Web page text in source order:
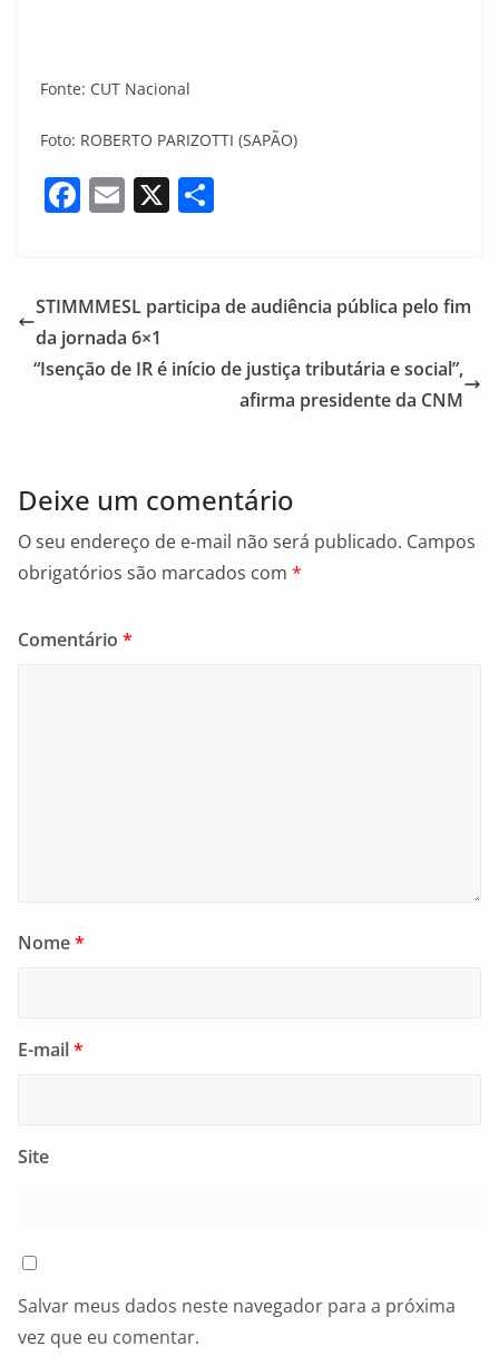
Fonte: CUT Nacional
Foto: ROBERTO PARIZOTTI (SAPÃO)
F
e
b
o
E
l
X
e
STIMMMESL participa de audiência pública pelo fim
da jornada 6×1
“Isenção de IR é início de justiça tributária e social”,
afirma presidente da CNM
Deixe um comentário
O seu endereço de e-mail não será publicado. Campos
obrigatórios são marcados com *
Comentário *
Nome*
E-mail*
Site
Salvar meus dados neste navegador para a próxima
vez que eu comentar.